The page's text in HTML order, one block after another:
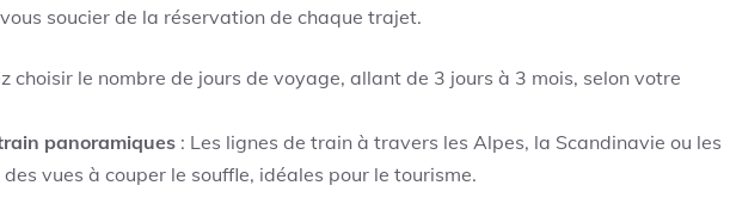
soucier de la réservation de chaque trajet.
choisir le nombre de jours de voyage, allant de 3 jours à 3 mois, selon votre
panoramiques : Les lignes de train à travers les Alpes, la Scandinavie ou les
vues à couper le souffle, idéales pour le tourisme.